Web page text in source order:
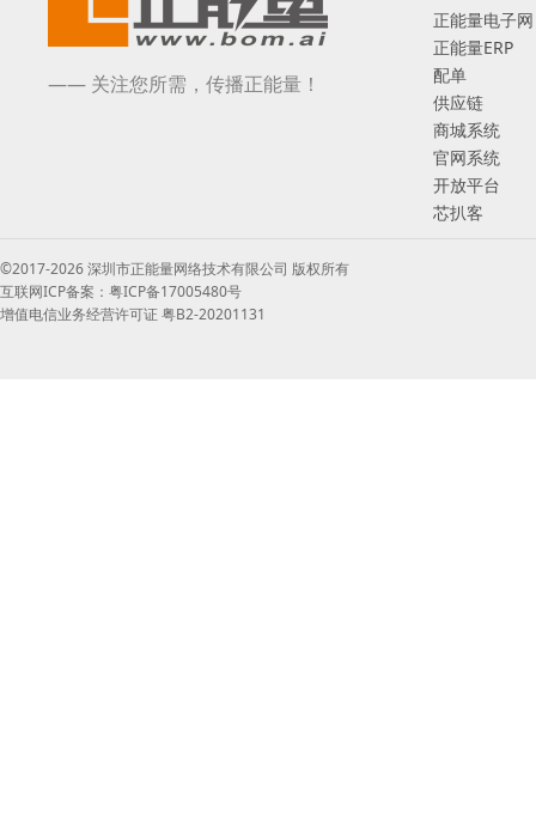
—— 关注您所需，传播正能量！
正能量电子网
正能量ERP
配单
供应链
商城系统
官网系统
开放平台
芯扒客
©2017-2026 深圳市正能量网络技术有限公司 版权所有
互联网ICP备案：粤ICP备17005480号
增值电信业务经营许可证 粤B2-20201131